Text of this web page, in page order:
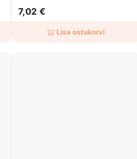
7,02 €
Lisa ostukorvi